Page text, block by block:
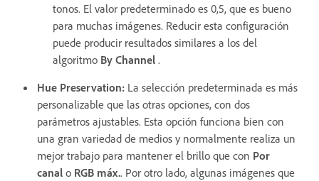
tonos. El valor predeterminado es 0,5, que es bueno
para muchas imágenes. Reducir esta configuración
puede producir resultados similares a los del
algoritmo By Channel .
Hue Preservation: La selección predeterminada es más
personalizable que las otras opciones, con dos
parámetros ajustables. Esta opción funciona bien con
una gran variedad de medios y normalmente realiza un
mejor trabajo para mantener el brillo que con Por
canal o RGB máx.. Por otro lado, algunas imágenes que